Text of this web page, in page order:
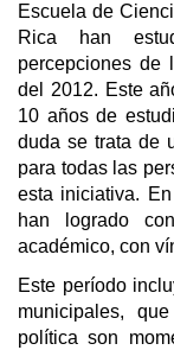
Escuela de
Rica han
percepciones de
del 2012. Este
10 años de
duda se trata de
para todas las
esta iniciativa.
han logrado
académico, con
Este período
municipales,
política son